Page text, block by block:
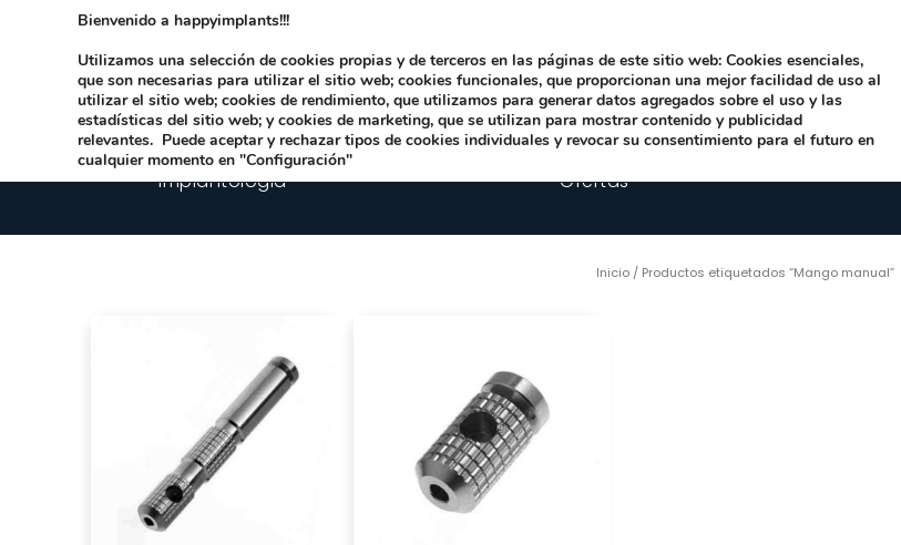
Dirección:
Implantologia Ofertas
Inicio/ Productos etiquetados “Mango manual”
Bienvenido a happyimplants!!!
Utilizamos una selección de cookies propias y de terceros en las páginas de este sitio web: Cookies esenciales,
que son necesarias para utilizar el sitio web; cookies funcionales, que proporcionan una mejor facilidad de uso al
utilizar el sitio web; cookies de rendimiento, que utilizamos para generar datos agregados sobre el uso y las
estadísticas del sitio web; y cookies de marketing, que se utilizan para mostrar contenido y publicidad
relevantes. Puede aceptar y rechazar tipos de cookies individuales y revocar su consentimiento para el futuro en
cualquier momento en "Configuración"